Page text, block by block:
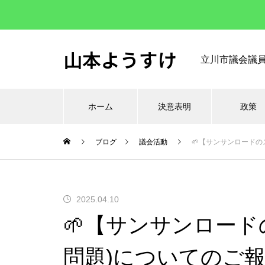
山本ようすけ 立川市議会議
ホーム 決意表明 政策
ブログ 議会活動 🌱【サンサンロード
2025.04.10
🌱【サンサンロー
問題)についてのご